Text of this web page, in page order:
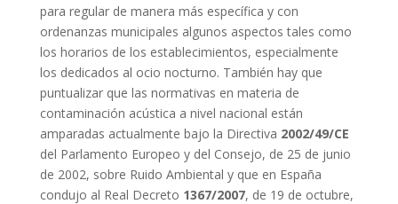
para regular de manera más específica y con
ordenanzas municipales algunos aspectos tales como
los horarios de los establecimientos, especialmente
los dedicados al ocio nocturno. También hay que
puntualizar que las normativas en materia de
contaminación acústica a nivel nacional están
amparadas actualmente bajo la Directiva 2002/49/CE
del Parlamento Europeo y del Consejo, de 25 de junio
de 2002, sobre Ruido Ambiental y que en España
condujo al Real Decreto 1367/2007, de 19 de octubre,